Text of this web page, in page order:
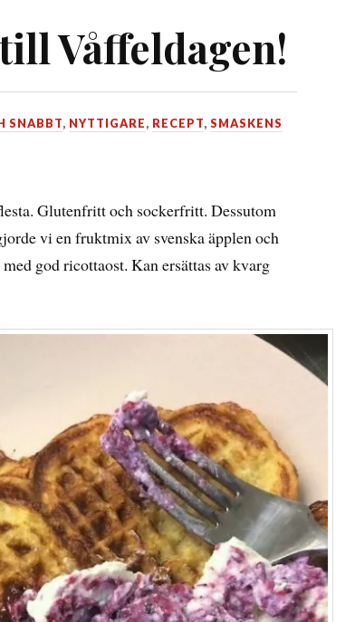
Våffeldagen!
SNABBT, NYTTIGARE, RECEPT, SMASKENS
Glutenfritt och sockerfritt. Dessutom
vi en fruktmix av svenska äpplen och
god ricottaost. Kan ersättas av kvarg